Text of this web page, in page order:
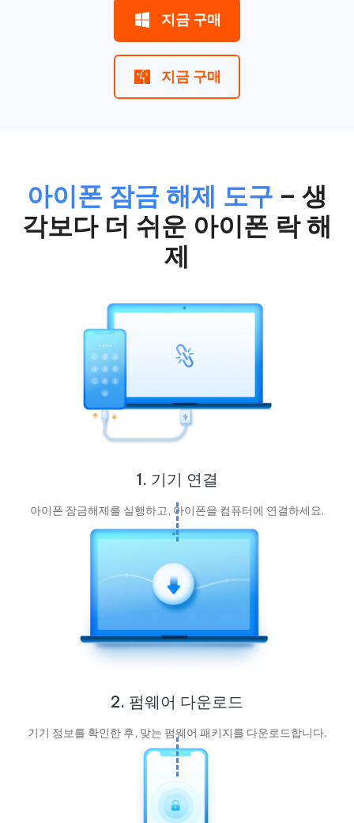
지금 구매
지금 구매
아이폰 잠금 해제 도구 – 생
각보다 더 쉬운 아이폰 락 해
제
1. 기기 연결
아이폰 잠금해제를 실행하고, 아이폰을 컴퓨터에 연결하세요.
2. 펌웨어 다운로드
기기 정보를 확인한 후, 맞는 펌웨어 패키지를 다운로드합니다.